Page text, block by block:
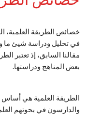
خصائص الطريقة العلمية،
في تحليل ودراسة شيئ
مقالنا السابق، إذ تعتبر
بعض المناهج ودراستها.
الطريقة العلمية هي أساس
والدارسون في بحوثهم